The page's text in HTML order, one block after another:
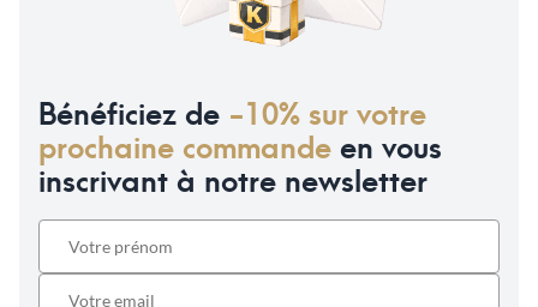
Bénéficiez de -10% sur votre
prochaine commandeen vous
inscrivant à notre newsletter